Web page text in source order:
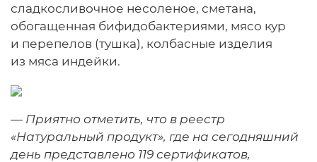
сладкосливочное несоленое, сметана,
обогащенная бифидобактериями, мясо кур
и перепелов (тушка), колбасные изделия
из мяса индейки.
— Приятно отметить, что в реестр
«Натуральный продукт», где на сегодняшний
день представлено 119 сертификатов,